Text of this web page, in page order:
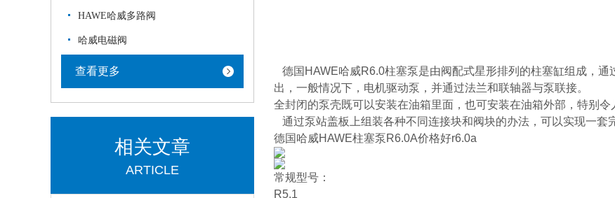
HAWE哈威多路阀
哈威电磁阀
查看更多
相关文章
ARTICLE
德国HAWE哈威R6.0柱塞泵是由阀配式星形排列的柱塞缸组成，
出，一般情况下，电机驱动泵，并通过法兰和联轴器与泵联接。
全封闭的泵壳既可以安装在油箱里面，也可安装在油箱外部，特别
通过泵站盖板上组装各种不同连接块和阀块的办法，可以实现一套
德国哈威HAWE柱塞泵R6.0A价格好r6.0a
常规型号：
R5.1